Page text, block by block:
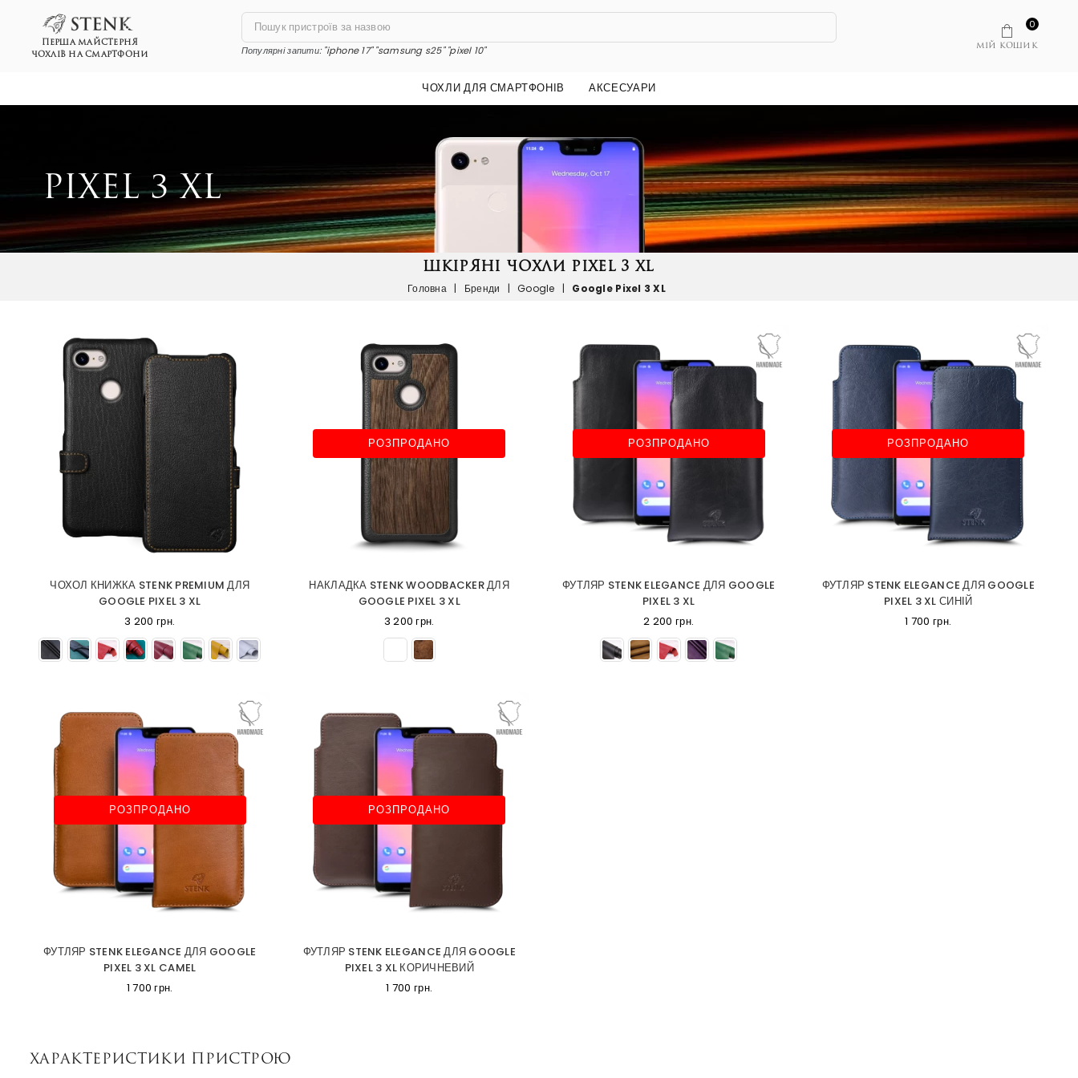
ПЕРША МАЙСТЕРНЯ
ЧОХЛІВ НА СМАРТФОНИ
Популярні запити:"iphone 17" "samsung s25" "pixel 10" МІЙ КОШИК
0
ЧОХЛИ ДЛЯ СМАРТФОНІВ АКСЕСУАРИ
ШКІРЯНІ ЧОХЛИ PIXEL 3 XL
Головна | Бренди | Google | Google Pixel 3 XL
ЧОХОЛ КНИЖКА STENK PREMIUM ДЛЯ
GOOGLE PIXEL 3 XL
3 200 грн.
РОЗПРОДАНО
НАКЛАДКА STENK WOODBACKER ДЛЯ
GOOGLE PIXEL 3 XL
3 200 грн.
РОЗПРОДАНО
ФУТЛЯР STENK ELEGANCE ДЛЯ GOOGLE
PIXEL 3 XL
2 200 грн.
РОЗПРОДАНО
ФУТЛЯР STENK ELEGANCE ДЛЯ GOOGLE
PIXEL 3 XL СИНІЙ
1 700 грн.
РОЗПРОДАНО
ФУТЛЯР STENK ELEGANCE ДЛЯ GOOGLE
PIXEL 3 XL CAMEL
1 700 грн.
РОЗПРОДАНО
ФУТЛЯР STENK ELEGANCE ДЛЯ GOOGLE
PIXEL 3 XL КОРИЧНЕВИЙ
1 700 грн.
Характеристики пристрою